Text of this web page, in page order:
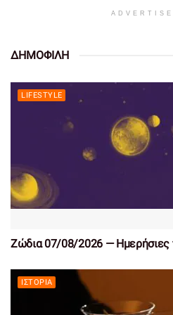
ΔΗΜΟΦΙΛΗ
LIFESTYLE
Ζώδια 07/08/2026 — Ημερήσιες
ΙΣΤΟΡΊΑ